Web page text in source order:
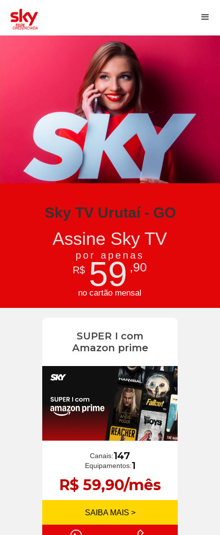
Sky TV Urutaí - GO
Assine Sky TV
por apenas
R$ 59 ,90
no cartão mensal
SUPER I com
Amazon prime
Canais:147
Equipamentos:1
R$ 59,90/mês
SAIBA MAIS >